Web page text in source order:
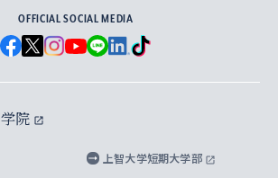
究科
ル・スタディーズ研究科
・ジャーナリズム研究所
会研究センター
・構造材料イノベーションセンター
高等教育の修学支援新制度
対象の奨学金
証人とのネットワーク
ネットワーク
大学案内・大学院案内
誌 SOPHIA magazine
ビジュアル・アイデンティティ
ビジュアル・アイデンティティ
の取材・キャンパスでの撮影について
公開情報
OFFICIAL SOCIAL MEDIA
院
上智大学短期大学部